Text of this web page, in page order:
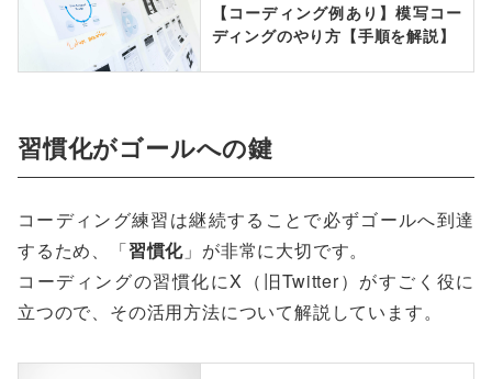
【コーディング例あり】模写コー
ディングのやり方【手順を解説】
習慣化がゴールへの鍵
コーディング練習は継続することで必ずゴールへ到達
するため、「習慣化 」が非常に大切です。
コーディングの習慣化にX（旧Twitter）がすごく役に
立つので、その活用方法について解説しています。